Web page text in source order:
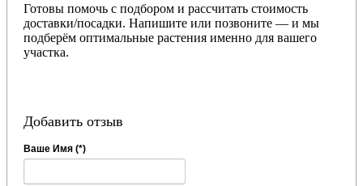
Готовы помочь с подбором и рассчитать стоимость
доставки/посадки. Напишите или позвоните — и мы
подберём оптимальные растения именно для вашего
участка.
Добавить отзыв
Ваше Имя (*)